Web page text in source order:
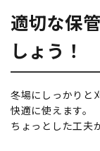
適切な保
しょう！
冬場にしっかりと
快適に使えます。
ちょっとした工夫